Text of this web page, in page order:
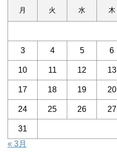
月 火 水 木
3 4 5 6
10 11 12 13
17 18 19 20
24 25 26 27
31
« 3月